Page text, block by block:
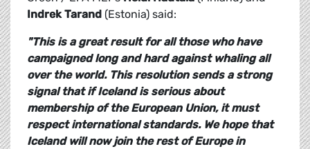
Indrek Tarand (Estonia) said:
"This is a great result for all those who have
campaigned long and hard against whaling all
over the world. This resolution sends a strong
signal that if Iceland is serious about
membership of the European Union, it must
respect international standards. We hope that
Iceland will now join the rest of Europe in